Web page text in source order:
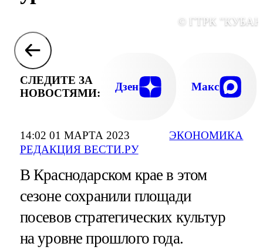
14:02 01 МАРТА 2023
РЕДАКЦИЯ ВЕСТИ.РУ
ЭКОНОМИКА
© ГТРК
СЛЕДИТЕ ЗА
НОВОСТЯМИ:
Дзен Макс
В Краснодарском крае в этом
сезоне сохранили площади
посевов стратегических культур
на уровне прошлого года.